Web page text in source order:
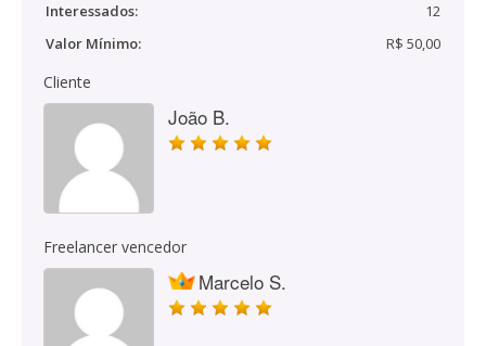
Interessados:
12
Valor Mínimo:
R$ 50,00
Cliente
João B.
Freelancer vencedor
Marcelo S.